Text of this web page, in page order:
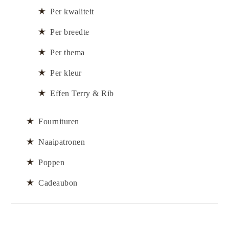
Per kwaliteit
Per breedte
Per thema
Per kleur
Effen Terry & Rib
Fournituren
Naaipatronen
Poppen
Cadeaubon